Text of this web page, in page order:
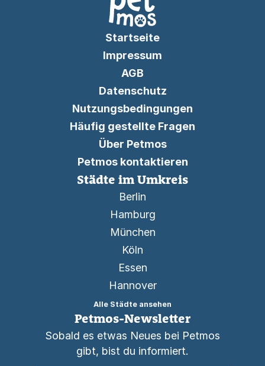
Startseite
Impressum
AGB
Datenschutz
Nutzungsbedingungen
Häufig gestellte Fragen
Über Petmos
Petmos kontaktieren
Städte im Umkreis
Berlin
Hamburg
München
Köln
Essen
Hannover
Alle Städte ansehen
Petmos-Newsletter
Sobald es etwas Neues bei Petmos
gibt, bist du informiert.